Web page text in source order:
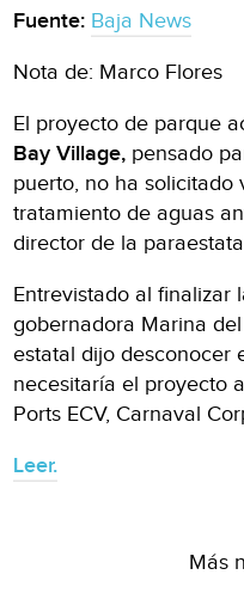
Fuente: Baja News
Nota de: Marco Flores
El proyecto de parque
Bay Village, pensado
puerto, no ha solicitado
tratamiento de aguas
director de la
Entrevistado al finalizar
gobernadora Marina
estatal dijo desconocer
necesitaría el proyecto
Ports ECV, Carnaval
Leer.
Más